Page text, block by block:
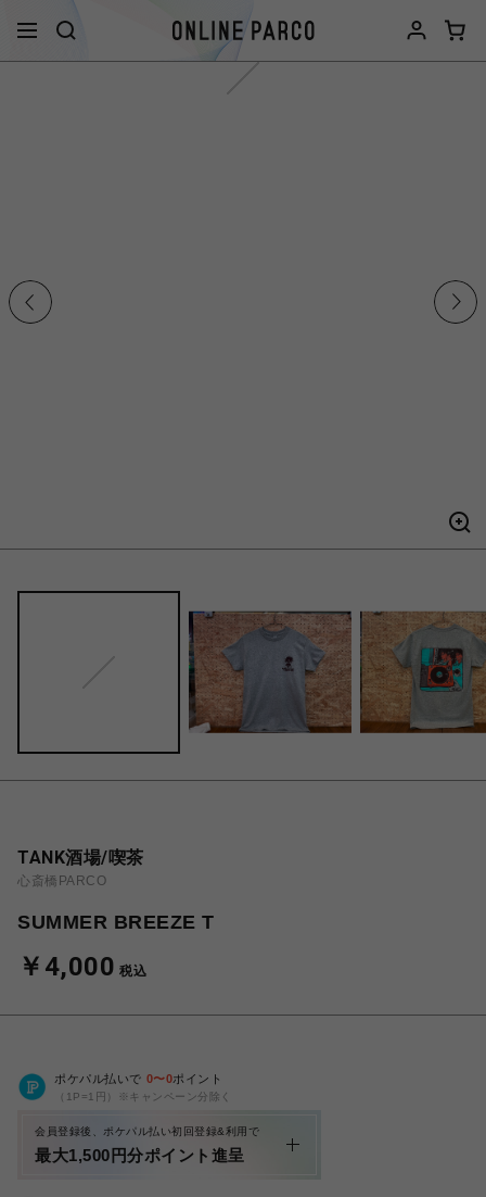
TANK酒場/喫茶
心斎橋PARCO
SUMMER BREEZE T
￥4,000 税込
ポケパル払いで 0〜0ポイント
（1P=1円）※キャンペーン分除く
会員登録後、ポケパル払い初回登録&利用で
最大1,500円分ポイント進呈